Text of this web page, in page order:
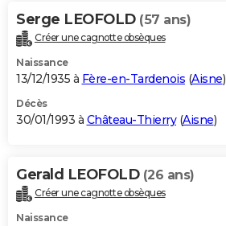
Serge LEOFOLD (57 ans)
Créer une cagnotte obsèques
Naissance
13/12/1935 à Fère-en-Tardenois (Aisne)
Décès
30/01/1993 à Château-Thierry(Aisne)
Gerald LEOFOLD (26 ans)
Créer une cagnotte obsèques
Naissance